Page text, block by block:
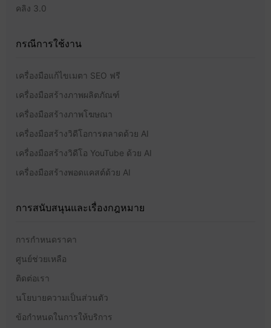
คลิง 3.0
กรณีการใช้งาน
เครื่องมือแก้ไขเมตา SEO ฟรี
เครื่องมือสร้างภาพผลิตภัณฑ์
เครื่องมือสร้างภาพโฆษณา
เครื่องมือสร้างวิดีโอการตลาดด้วย AI
เครื่องมือสร้างวิดีโอ YouTube ด้วย AI
เครื่องมือสร้างพอดแคสต์ด้วย AI
การสนับสนุนและเรื่องกฎหมาย
การกำหนดราคา
ศูนย์ช่วยเหลือ
ติดต่อเรา
นโยบายความเป็นส่วนตัว
ข้อกำหนดในการให้บริการ